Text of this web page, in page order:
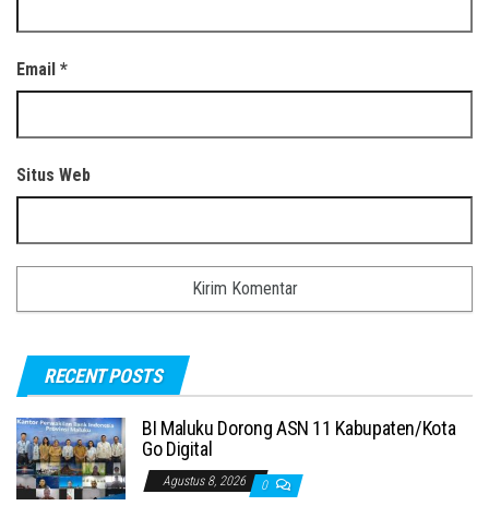
Email *
Situs Web
RECENT POSTS
BI Maluku Dorong ASN 11 Kabupaten/Kota
Go Digital
Agustus 8, 2026 0